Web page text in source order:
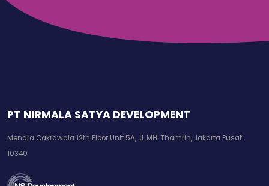
PT NIRMALA SATYA DEVELOPMENT
Menara Cakrawala 12th Floor Unit 5A, Jl. MH. Thamrin, Jakarta Pusat
10340